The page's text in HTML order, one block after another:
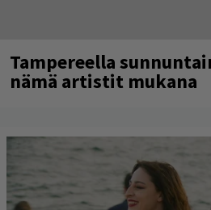
Tampereella
nämä artistit mukana